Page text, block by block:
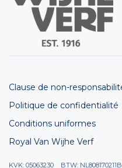
Clause de non-
Politique de confidentialité
Conditions uniformes
Royal Van Wijhe Verf
KVK: 05063230 BTW: